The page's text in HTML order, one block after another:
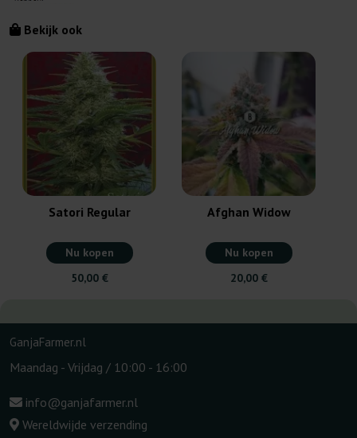
Bekijk ook
Satori Regular
Nu kopen
50,00 €
Afghan Widow
Nu kopen
20,00 €
GanjaFarmer.nl
Maandag - Vrijdag / 10:00 - 16:00
info@ganjafarmer.nl
Wereldwijde verzending